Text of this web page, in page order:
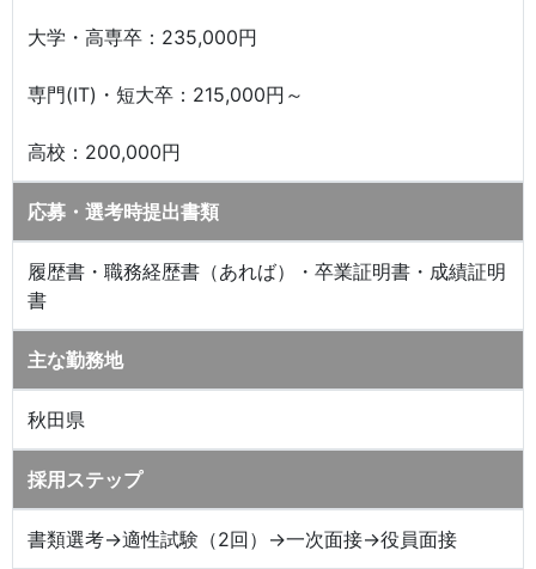
大学・高専卒：235,000円
専門(IT)・短大卒：215,000円～
高校：200,000円
応募・選考時提出書類
履歴書・職務経歴書（あれば）・卒業証明書・成績証明
書
主な勤務地
秋田県
採用ステップ
書類選考→適性試験（2回）→一次面接→役員面接